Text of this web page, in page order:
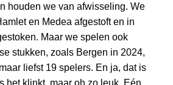
houden we van afwisseling. We
en Medea afgestoft en in
Maar we spelen ook
stukken, zoals Bergen in 2024,
liefst 19 spelers. En ja, dat is
het klinkt, maar oh zo leuk. Eén